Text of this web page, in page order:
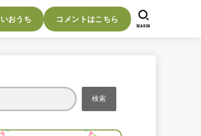
おうち コメントはこちら
SEARCH
検索